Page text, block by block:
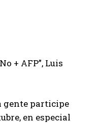
+ AFP”, Luis
gente participe
en especial